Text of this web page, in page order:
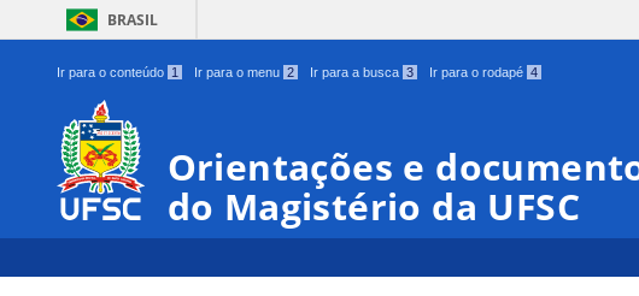
BRASIL
Ir para o conteúdo 1 Ir para o menu 2 Ir para a busca 3 Ir para o rodapé 4
Orientações e
do Magistério da UFSC